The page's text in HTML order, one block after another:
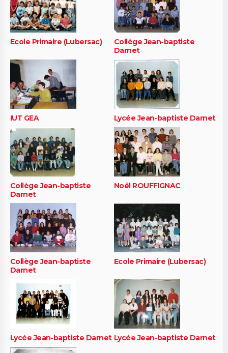
Ecole Primaire (Lubersac)
Collège Jean-baptiste
Darnet
IUT GEA Lycée Jean-baptiste Darnet
Collège Jean-baptiste
Darnet
Noël ROUFFIGNAC
Collège Jean-baptiste
Darnet
Ecole Primaire (Lubersac)
Lycée Jean-baptiste Darnet Lycée Jean-baptiste Darnet